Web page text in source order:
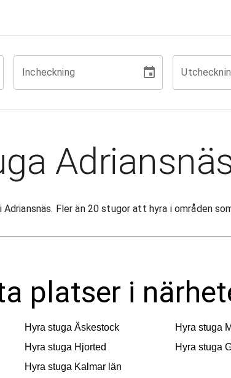
Incheckning
Fler än 20 stugor att hyra i områden
platser i
Hyra stuga Äskestock Hyra stuga
Hyra stuga Hjorted Hyra stuga
Hyra stuga Kalmar län